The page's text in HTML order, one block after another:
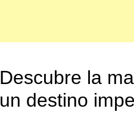
Descubre la
un destino